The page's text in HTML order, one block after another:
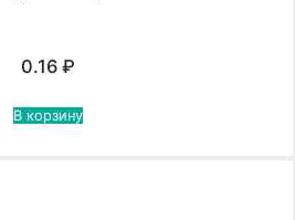
0.16 ₽
В корзину